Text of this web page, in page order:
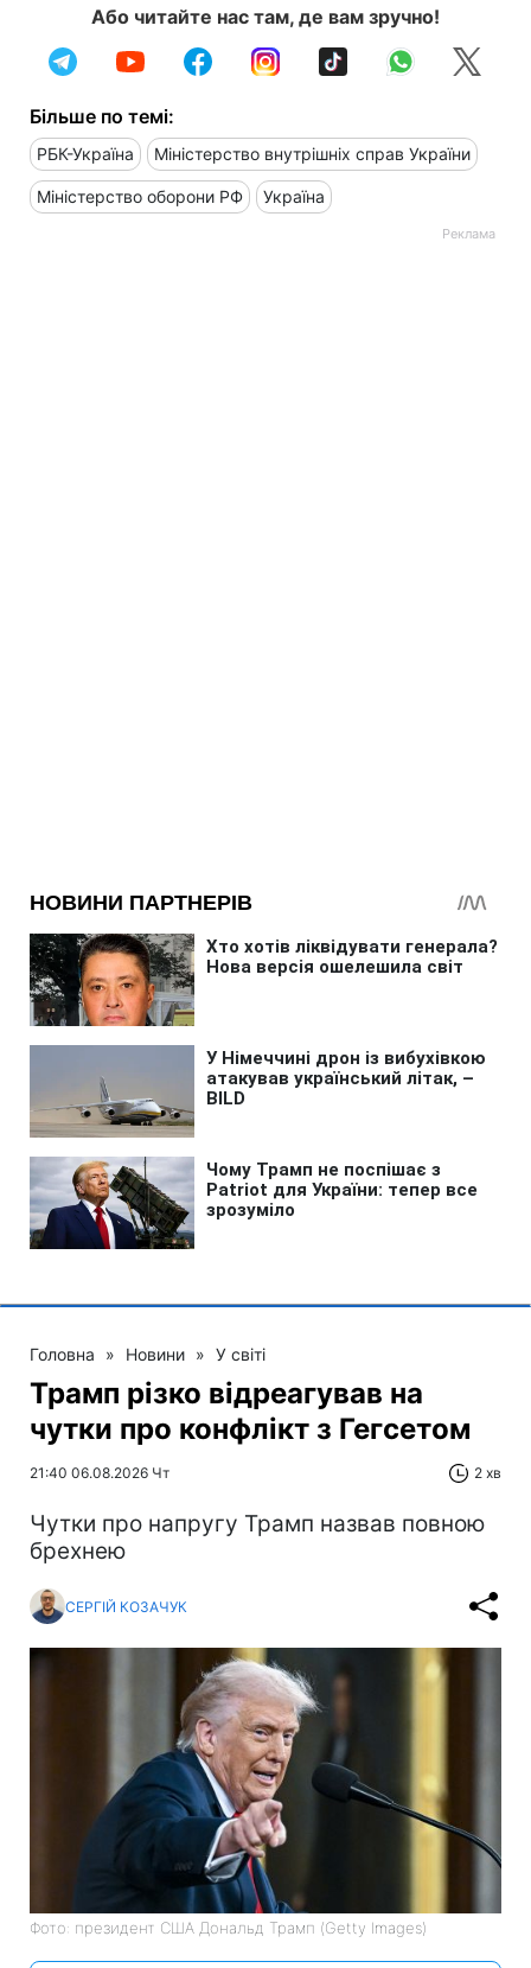
Або читайте нас там, де вам зручно!
Більше по темі:
РБК-Україна Міністерство внутрішніх справ України
Міністерство оборони РФ Україна
Головна » Новини » У світі
Трамп різко відреагував на
чутки про конфлікт з Гегсетом
21:40 06.08.2026 Чт 2 хв
Чутки про напругу Трамп назвав повною
брехнею
СЕРГІЙ КОЗАЧУК
Фото: президент США Дональд Трамп (Getty Images)